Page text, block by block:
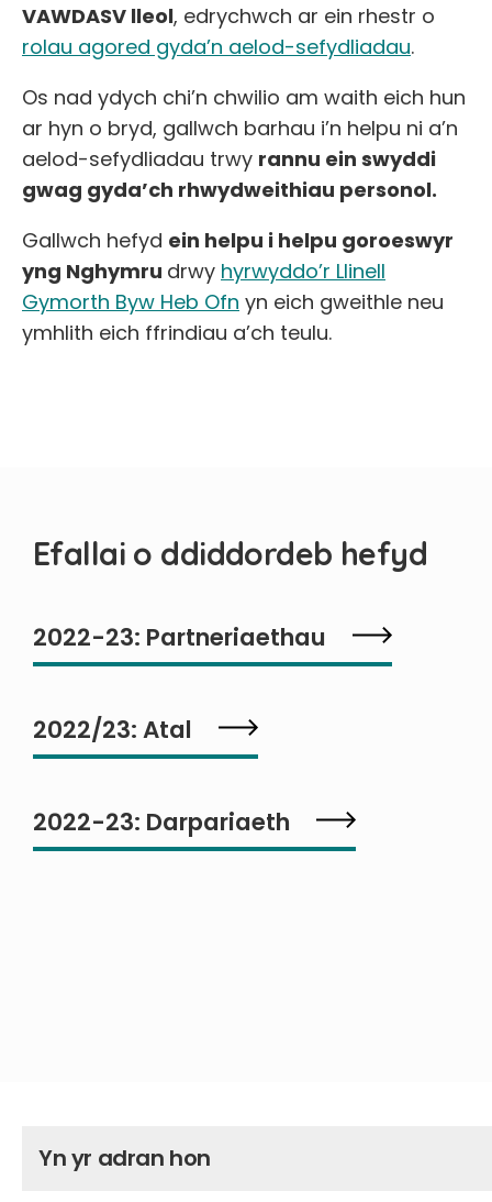
VAWDASV lleol, edrychwch ar ein rhestr o
rolau agored gyda’n aelod-sefydliadau.
Os nad ydych chi’n chwilio am waith eich hun
ar hyn o bryd, gallwch barhau i’n helpu ni a’n
aelod-sefydliadau trwy rannu ein swyddi
gwag gyda’ch rhwydweithiau personol.
Gallwch hefyd ein helpu i helpu goroeswyr
yng Nghymru drwy hyrwyddo’r Llinell
Gymorth Byw Heb Ofn yn eich gweithle neu
ymhlith eich ffrindiau a’ch teulu.
Yn yr adran hon
Efallai o ddiddordeb hefyd
2022-23: Partneriaethau
2022/23: Atal
2022-23: Darpariaeth